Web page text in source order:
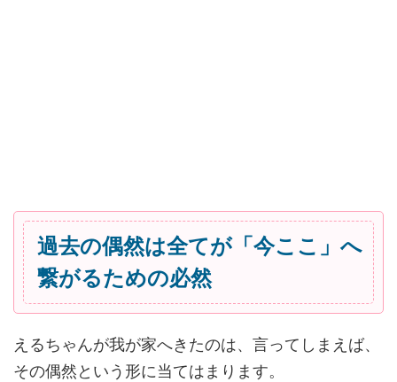
過去の偶然は全てが「今ここ」へ
繋がるための必然
えるちゃんが我が家へきたのは、言ってしまえば、
その偶然という形に当てはまります。